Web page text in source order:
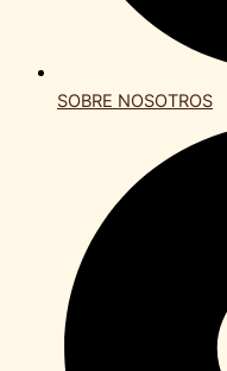
SOBRE NOSOTROS